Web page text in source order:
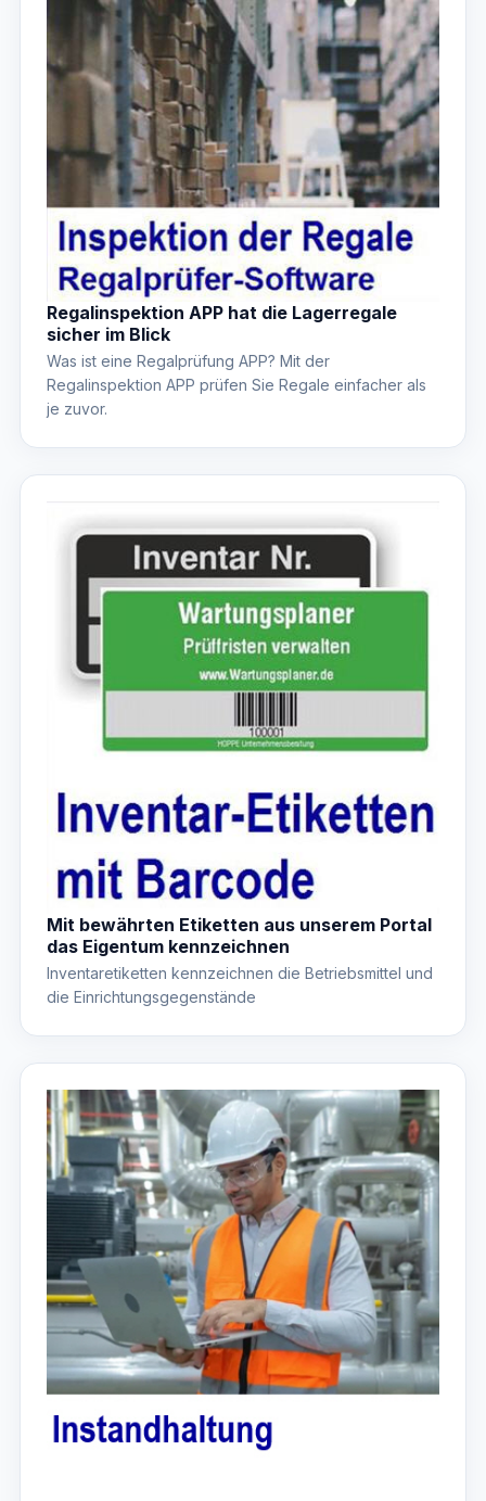
Regalinspektion APP hat die Lagerregale
sicher im Blick
Was ist eine Regalprüfung APP? Mit der
Regalinspektion APP prüfen Sie Regale einfacher als
je zuvor.
Mit bewährten Etiketten aus unserem Portal
das Eigentum kennzeichnen
Inventaretiketten kennzeichnen die Betriebsmittel und
die Einrichtungsgegenstände